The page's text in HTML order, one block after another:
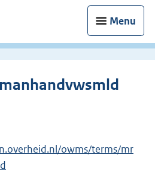
Menu
owms/terms/mr